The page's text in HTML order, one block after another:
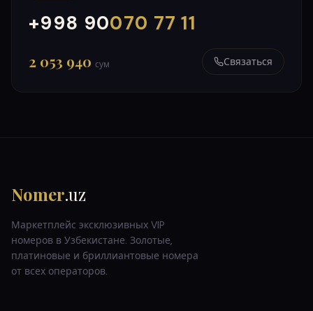
+998 90070 77 11
000
999
2 053 940 сум Связаться
Nomer.uz
Маркетплейс эксклюзивных VIP
номеров в Узбекистане. Золотые,
платиновые и бриллиантовые номера
от всех операторов.